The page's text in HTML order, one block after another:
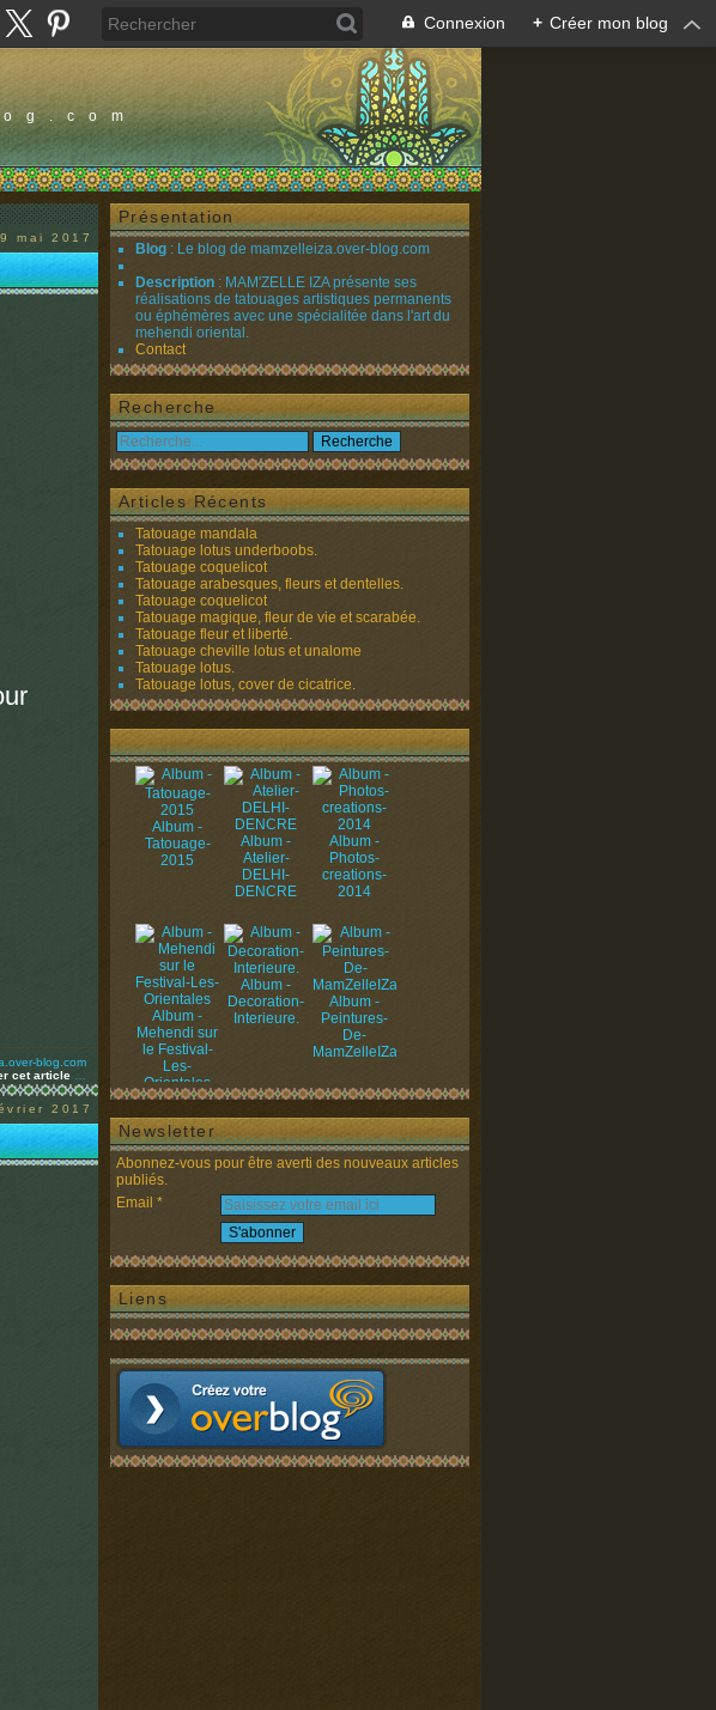
Connexion + Créer mon blog
mai 2017
blog.com
cet article
2017
Présentation
Blog : Le blog de mamzelleiza.over-blog.com
Description : MAM'ZELLE IZA présente ses
réalisations de tatouages artistiques permanents
ou éphémères avec une spécialitée dans l'art du
mehendi oriental.
Contact
Recherche
Articles Récents
Tatouage mandala
Tatouage lotus underboobs.
Tatouage coquelicot
Tatouage arabesques, fleurs et dentelles.
Tatouage coquelicot
Tatouage magique, fleur de vie et scarabée.
Tatouage fleur et liberté.
Tatouage cheville lotus et unalome
Tatouage lotus.
Tatouage lotus, cover de cicatrice.
Album -
Tatouage-
2015
Album -
Atelier-
DELHI-
DENCRE
Album -
Photos-
creations-
2014
Album -
Mehendi sur
le Festival-
Les-
Orientales
Album -
Decoration-
Interieure.
Album -
Peintures-
De-
MamZelleIZa
Newsletter
Abonnez-vous pour être averti des nouveaux articles
publiés.
Email
Liens